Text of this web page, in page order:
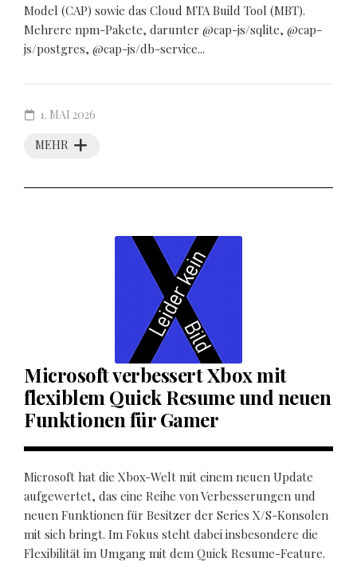
Model (CAP) sowie das Cloud MTA Build Tool (MBT).
Mehrere npm-Pakete, darunter @cap-js/sqlite, @cap-
js/postgres, @cap-js/db-service...
MEHR
1. MAI 2026
Microsoft verbessert Xbox mit
flexiblem Quick Resume und neuen
Funktionen für Gamer
Microsoft hat die Xbox-Welt mit einem neuen Update
aufgewertet, das eine Reihe von Verbesserungen und
neuen Funktionen für Besitzer der Series X/S-Konsolen
mit sich bringt. Im Fokus steht dabei insbesondere die
Flexibilität im Umgang mit dem Quick Resume-Feature.